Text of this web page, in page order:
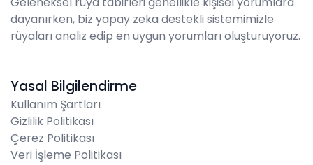
dayanırken, biz yapay zeka destekli sistemimizle
rüyaları analiz edip en uygun yorumları oluşturuyoruz.
Yasal Bilgilendirme
Kullanım Şartları
Gizlilik Politikası
Çerez Politikası
Veri İşleme Politikası